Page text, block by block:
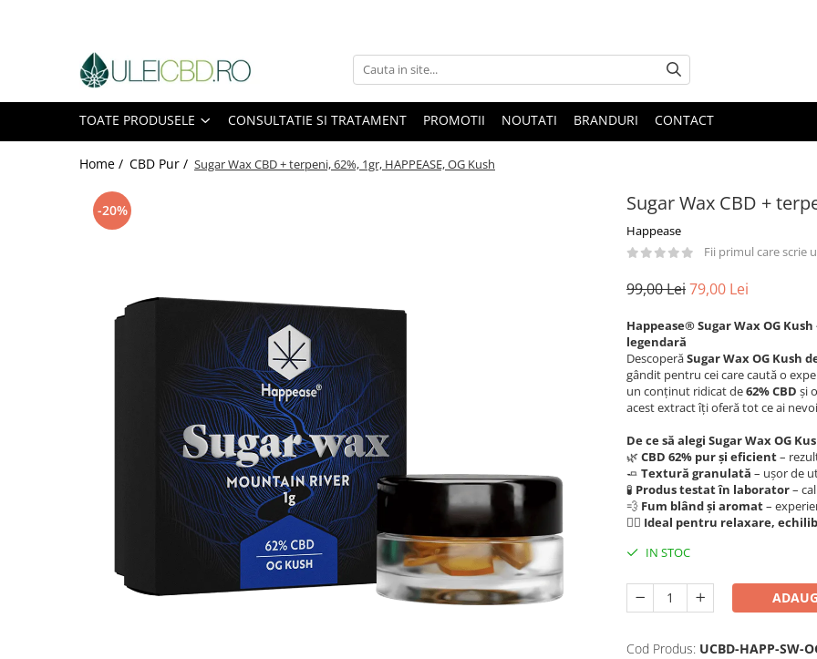
Toate Produsele
Ulei CBD
Capsule CBD
Ulei Ozonat cu CBD
CBD Animale
TOATE PRODUSELE CONSULTATIE SI TRATAMENT PROMOTII NOUTATI BRANDURI CONTACT
Home / CBD Pur / Sugar Wax CBD + terpeni, 62%, 1gr, HAPPEASE, OG Kush
-20% Sugar Wax CBD +
Happease
Fii primul care scrie
99,00 Lei79,00 Lei
Happease® Sugar Wax OG
legendară
DescoperăSugar Wax OG Kush
gândit pentru cei care caută o
un conținut ridicat de62% CBD și
acest extract îți oferă tot ce ai
De ce să alegi Sugar Wax OG
🌿CBD 62% pur și eficient–
🧈 Textură granulată – ușor de
🧪 Produs testat în laborator–
💨 Fum blând și aromat–
🧘‍♂️ Ideal pentru relaxare,
IN STOC
Cod Produs: UCBD-HAPP-SW-